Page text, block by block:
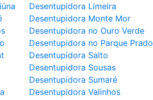
Desentupidora Limeira
Desentupidora Monte Mor
Desentupidora no Ouro Verde
Desentupidora no Parque Prado
Desentupidora Salto
Desentupidora Sousas
Desentupidora Sumaré
Desentupidora Valinhos